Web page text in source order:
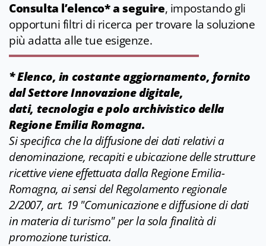
Consulta l’elenco* a seguire, impostando gli
opportuni filtri di ricerca per trovare la soluzione
più adatta alle tue esigenze.
* Elenco, in costante aggiornamento, fornito
dal Settore Innovazione digitale,
dati, tecnologia e polo archivistico della
Regione Emilia Romagna.
Si specifica che la diffusione dei dati relativi a
denominazione, recapiti e ubicazione delle strutture
ricettive viene effettuata dalla Regione Emilia-
Romagna, ai sensi del Regolamento regionale
2/2007, art. 19 "Comunicazione e diffusione di dati
in materia di turismo" per la sola finalità di
promozione turistica.